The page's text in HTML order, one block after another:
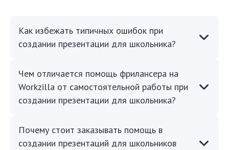
Как избежать типичных ошибок при
создании презентации для школьника?
Чем отличается помощь фрилансера на
Workzilla от самостоятельной работы при
создании презентации для школьника?
Почему стоит заказывать помощь в
создании презентаций для школьников